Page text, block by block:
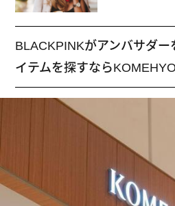
BLACKPINKがアンバサダ
イテムを探すなら